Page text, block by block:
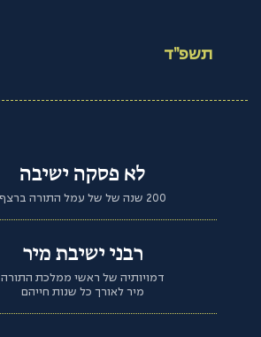
תשפ”ד
לא פסקה ישיבה
200 שנה של של עמל התורה ברצף
רבני ישיבת מיר
דמויותיה של ראשי ממלכת התורה
מיר לאורך כל שנות חייהם